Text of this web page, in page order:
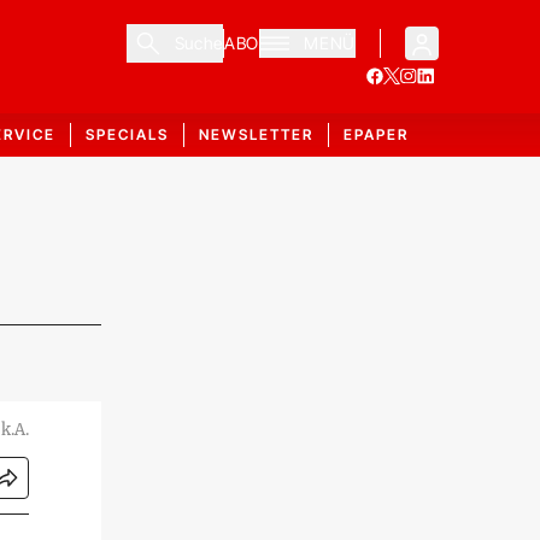
ABO
SPECIALS NEWSLETTER EPAPER
k.A.